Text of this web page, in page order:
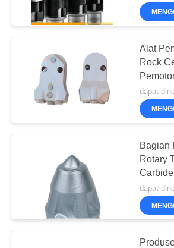
TENTANG
TUR
PABRIK
KUALITAS
HUBUNGI
KAMI
Rig
Rotary
rig
Alat
Rock
Rig Bor
Bagian
Rotary